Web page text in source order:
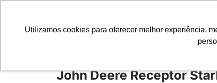
Utilizamos cookies para oferecer melhor experiência,
John DeereReceptor